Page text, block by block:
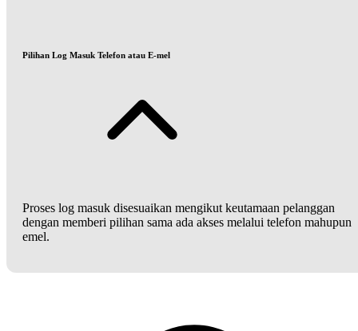
Pilihan Log Masuk Telefon atau E-mel
Proses log masuk disesuaikan mengikut keutamaan pelanggan
dengan memberi pilihan sama ada akses melalui telefon mahupun
emel.